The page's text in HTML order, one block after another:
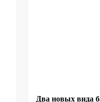
Два новых вида